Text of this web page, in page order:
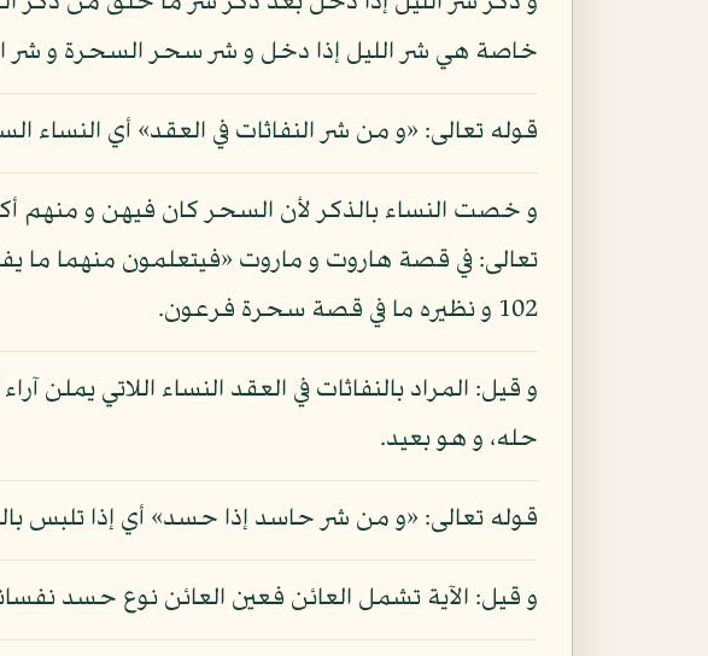
خاصة هي شر الليل إذا دخل و شر سحر السحرة و شر
قوله تعالى: «و من شر النفاثات في العقد» أي النساء
و خصت النساء بالذكر لأن السحر كان فيهن و منهم
تعالى: في قصة هاروت و ماروت «فيتعلمون منهما ما
102 و نظيره ما في قصة سحرة فرعون.
و قيل: المراد بالنفاثات في العقد النساء اللاتي يملن
حله، و هو بعيد.
قوله تعالى: «و من شر حاسد إذا حسد» أي إذا تلبس
و قيل: الآية تشمل العائن فعين العائن نوع حسد